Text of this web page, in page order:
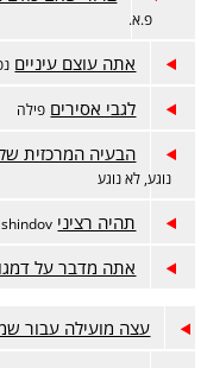
פ.א.
אתה עוצם עיניים
לגבי אסירים פילה
הבעיה המרכזית
נוגע, לא נוגע
תהיה רציני shindov
אתה מדבר על
עצה מועילה עבור